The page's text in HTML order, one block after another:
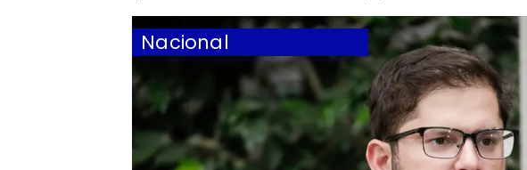
Nacional